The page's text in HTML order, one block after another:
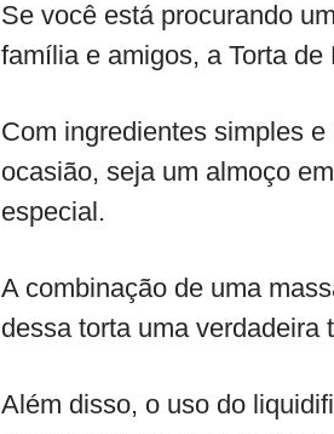
Se você está procurando
família e amigos, a Torta
Com ingredientes simples
ocasião, seja um almoço
especial.
A combinação de uma
dessa torta uma verdadeira
Além disso, o uso do